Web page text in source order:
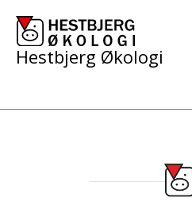
content
Hestbjerg Økologi